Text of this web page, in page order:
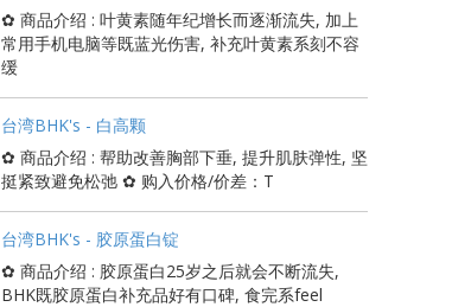
✿ 商品介绍 : 叶黄素随年纪增长而逐渐流失, 加上
常用手机电脑等既蓝光伤害, 补充叶黄素系刻不容
缓
台湾BHK's - 白高颗
✿ 商品介绍 : 帮助改善胸部下垂, 提升肌肤弹性, 坚
挺紧致避免松弛 ✿ 购入价格/价差：T
台湾BHK's - 胶原蛋白锭
✿ 商品介绍 : 胶原蛋白25岁之后就会不断流失,
BHK既胶原蛋白补充品好有口碑, 食完系feel